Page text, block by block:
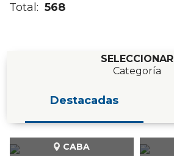
Total: 568
SELECCIONAR
Categoría
Destacadas
CABA